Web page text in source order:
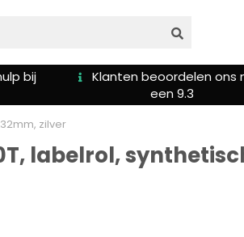
bij
Klanten beoordelen ons
een 9.3
zilver
labelrol,